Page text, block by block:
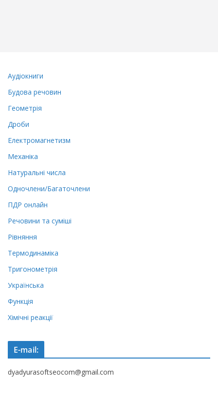
Аудіокниги
Будова речовин
Геометрія
Дроби
Електромагнетизм
Механіка
Натуральні числа
Одночлени/Багаточлени
ПДР онлайн
Речовини та суміші
Рівняння
Термодинаміка
Тригонометрія
Українська
Функція
Хімічні реакції
E-mail:
dyadyurasoftseocom@gmail.com